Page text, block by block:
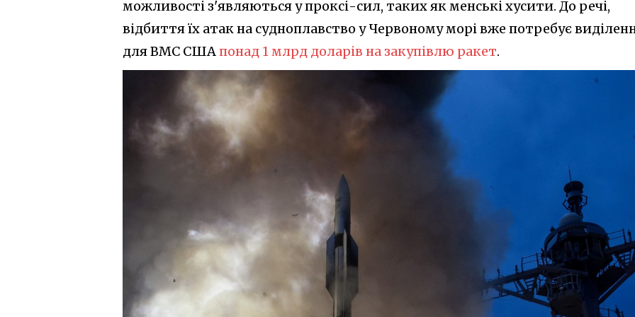
можливості з'являються у проксі-сил, таких як менські хусити. До речі,
відбиття їх атак на судноплавство у Червоному морі вже потребує
для ВМС СШАпонад 1 млрд доларів на закупівлю ракет.